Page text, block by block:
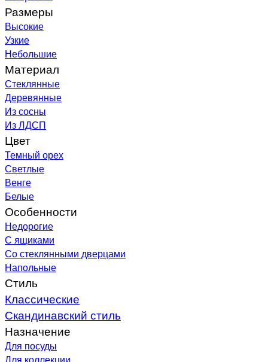
Размеры
Высокие
Узкие
Небольшие
Материал
Стеклянные
Деревянные
Из сосны
Из ЛДСП
Цвет
Темный орех
Светлые
Венге
Белые
Особенности
Недорогие
С ящиками
Со стеклянными дверцами
Напольные
Стиль
Классические
Скандинавский стиль
Назначение
Для посуды